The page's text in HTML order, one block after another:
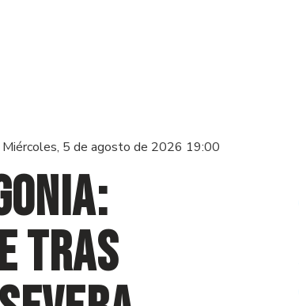
Miércoles, 5 de agosto de 2026 19:00
tras